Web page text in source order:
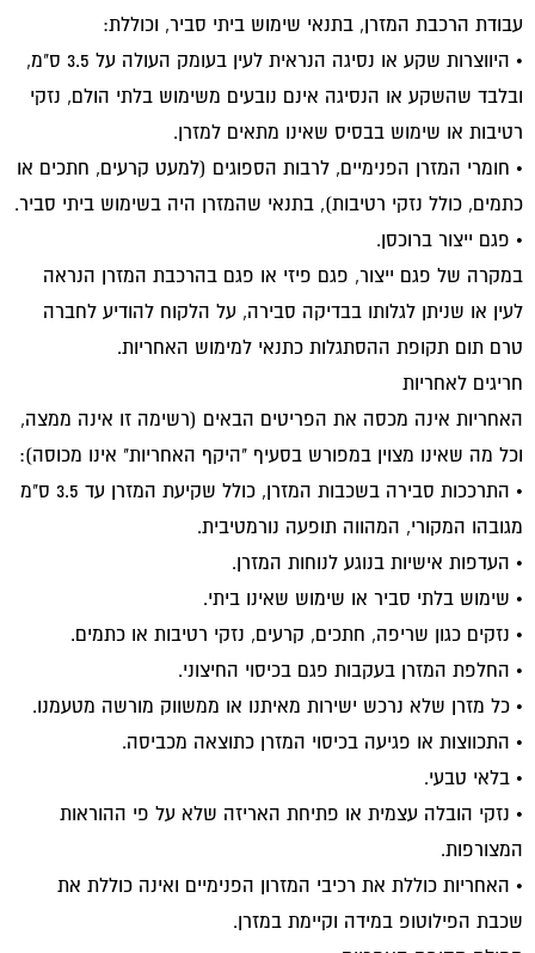
עבודת הרכבת המזרן, בתנאי שימוש ביתי סביר, וכוללת:
• היווצרות שקע או נסיגה הנראית לעין בעומק העולה על 3.5 ס"מ,
ובלבד שהשקע או הנסיגה אינם נובעים משימוש בלתי הולם, נזקי
רטיבות או שימוש בבסיס שאינו מתאים למזרן.
• חומרי המזרן הפנימיים, לרבות הספוגים (למעט קרעים, חתכים או
כתמים, כולל נזקי רטיבות), בתנאי שהמזרן היה בשימוש ביתי סביר.
• פגם ייצור ברוכסן.
במקרה של פגם ייצור, פגם פיזי או פגם בהרכבת המזרן הנראה
לעין או שניתן לגלותו בבדיקה סבירה, על הלקוח להודיע לחברה
טרם תום תקופת ההסתגלות כתנאי למימוש האחריות.
חריגים לאחריות
האחריות אינה מכסה את הפריטים הבאים (רשימה זו אינה ממצה,
וכל מה שאינו מצוין במפורש בסעיף "היקף האחריות" אינו מכוסה):
• התרככות סבירה בשכבות המזרן, כולל שקיעת המזרן עד 3.5 ס"מ
מגובהו המקורי, המהווה תופעה נורמטיבית.
• העדפות אישיות בנוגע לנוחות המזרן.
• שימוש בלתי סביר או שימוש שאינו ביתי.
• נזקים כגון שריפה, חתכים, קרעים, נזקי רטיבות או כתמים.
• החלפת המזרן בעקבות פגם בכיסוי החיצוני.
• כל מזרן שלא נרכש ישירות מאיתנו או ממשווק מורשה מטעמנו.
• התכווצות או פגיעה בכיסוי המזרן כתוצאה מכביסה.
• בלאי טבעי.
• נזקי הובלה עצמית או פתיחת האריזה שלא על פי ההוראות
המצורפות.
• האחריות כוללת את רכיבי המזרון הפנימיים ואינה כוללת את
שכבת הפילוטופ במידה וקיימת במזרן.